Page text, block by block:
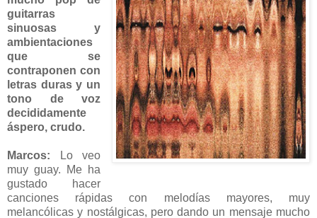
guitarras
sinuosas y
ambientaciones
que se
contraponen con
letras duras y un
tono de voz
decididamente
áspero, crudo.
Marcos: Lo veo
muy guay. Me ha
gustado hacer
canciones rápidas con melodías mayores, muy
melancólicas y nostálgicas, pero dando un mensaje mucho